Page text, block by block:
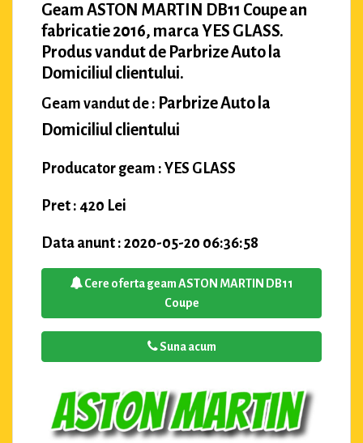
Geam ASTON MARTIN DB11 Coupe an
fabricatie 2016, marca YES GLASS.
Produs vandut de Parbrize Auto la
Domiciliul clientului.
Geam vandut de : Parbrize Auto la
Domiciliul clientului
Producator geam : YES GLASS
Pret : 420 Lei
Data anunt : 2020-05-20 06:36:58
Cere oferta geam ASTON MARTIN DB11
Coupe
Suna acum